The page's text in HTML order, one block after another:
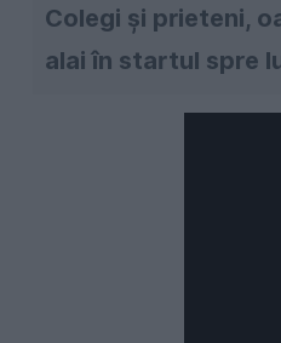
Colegi și prieteni,
alai în startul spre